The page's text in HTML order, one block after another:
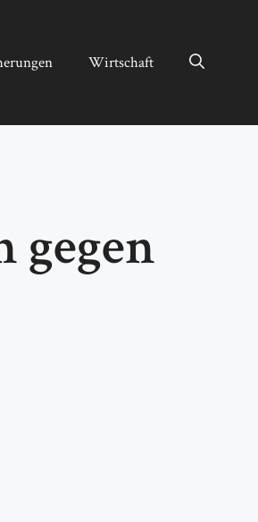
Wirtschaft